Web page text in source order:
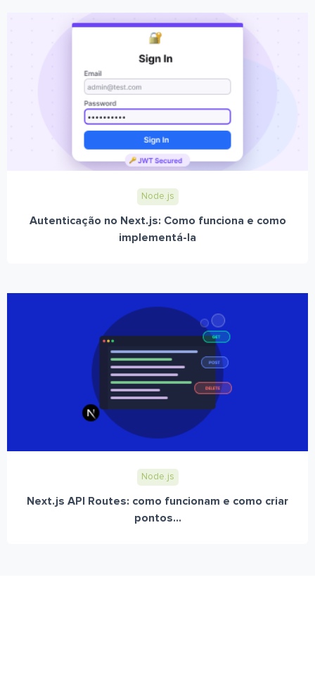
Node.js
Autenticação no Next.js: Como funciona e como
implementá-la
Node.js
Next.js API Routes: como funcionam e como criar
pontos...